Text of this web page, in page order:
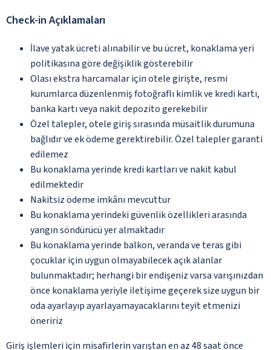
Check-in Açıklamaları
İlave yatak ücreti alınabilir ve bu ücret, konaklama yeri
politikasına göre değişiklik gösterebilir
Olası ekstra harcamalar için otele girişte, resmi
kurumlarca düzenlenmiş fotoğraflı kimlik ve kredi kartı,
banka kartı veya nakit depozito gerekebilir
Özel talepler, otele giriş sırasında müsaitlik durumuna
bağlıdır ve ek ödeme gerektirebilir. Özel talepler garanti
edilemez
Bu konaklama yerinde kredi kartları ve nakit kabul
edilmektedir
Nakitsiz ödeme imkânı mevcuttur
Bu konaklama yerindeki güvenlik özellikleri arasında
yangın söndürücü yer almaktadır
Bu konaklama yerinde balkon, veranda ve teras gibi
çocuklar için uygun olmayabilecek açık alanlar
bulunmaktadır; herhangi bir endişeniz varsa varışınızdan
önce konaklama yeriyle iletişime geçerek size uygun bir
oda ayarlayıp ayarlayamayacaklarını teyit etmenizi
öneririz
Giriş işlemleri için misafirlerin varıştan en az 48 saat önce